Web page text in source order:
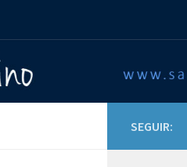
SEGUIR: